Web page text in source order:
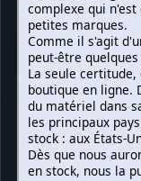
complexe qui
petites marques.
Comme il s'agit
peut-être
La seule
boutique en ligne.
du matériel dans
les principaux
stock : aux États-
Dès que nous
en stock, nous la